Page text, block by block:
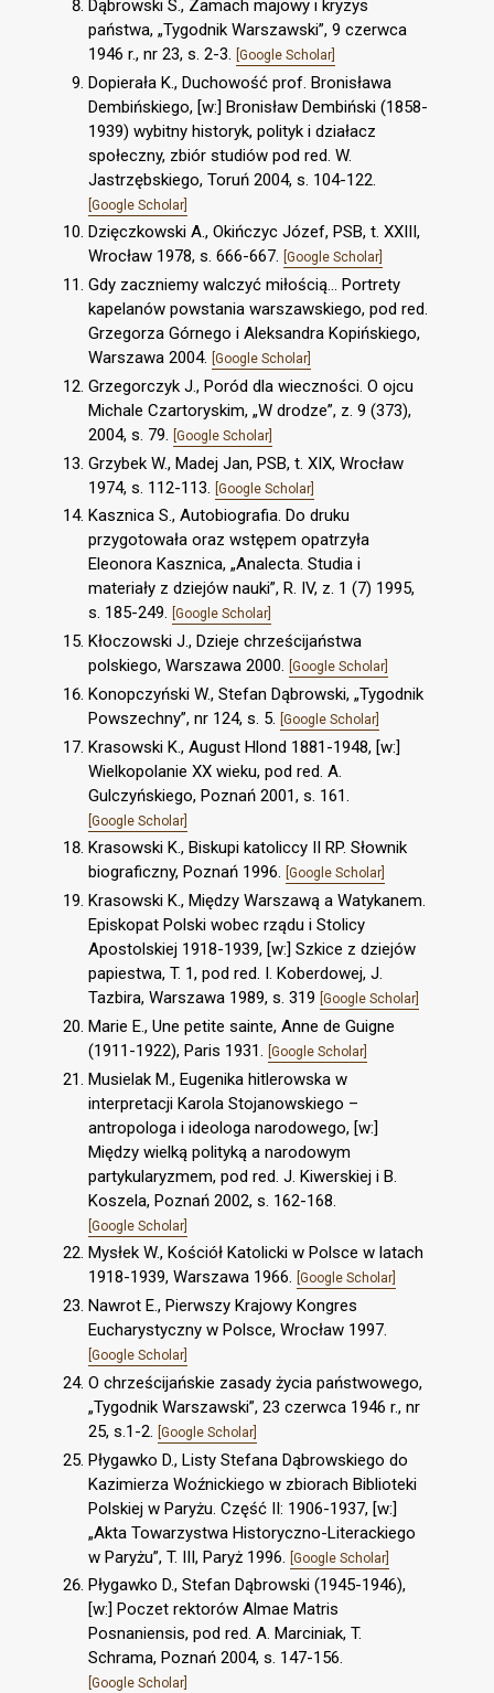
Dąbrowski S., Zamach majowy i kryzys
państwa, „Tygodnik Warszawski”, 9 czerwca
1946 r., nr 23, s. 2-3. [Google Scholar]
Dopierała K., Duchowość prof. Bronisława
Dembińskiego, [w:] Bronisław Dembiński (1858-
1939) wybitny historyk, polityk i działacz
społeczny, zbiór studiów pod red. W.
Jastrzębskiego, Toruń 2004, s. 104-122.
[Google Scholar]
Dzięczkowski A., Okińczyc Józef, PSB, t. XXIII,
Wrocław 1978, s. 666-667. [Google Scholar]
Gdy zaczniemy walczyć miłością... Portrety
kapelanów powstania warszawskiego, pod red.
Grzegorza Górnego i Aleksandra Kopińskiego,
Warszawa 2004. [Google Scholar]
Grzegorczyk J., Poród dla wieczności. O ojcu
Michale Czartoryskim, „W drodze”, z. 9 (373),
2004, s. 79. [Google Scholar]
Grzybek W., Madej Jan, PSB, t. XIX, Wrocław
1974, s. 112-113.
[Google Scholar]
Kasznica S., Autobiografia. Do druku
przygotowała oraz wstępem opatrzyła
Eleonora Kasznica, „Analecta. Studia i
materiały z dziejów nauki”, R. IV, z. 1 (7) 1995,
s. 185-249. [Google Scholar]
Kłoczowski J., Dzieje chrześcijaństwa
polskiego, Warszawa 2000. [Google Scholar]
Konopczyński W., Stefan Dąbrowski, „Tygodnik
Powszechny”, nr 124, s. 5. [Google Scholar]
Krasowski K., August Hlond 1881-1948, [w:]
Wielkopolanie XX wieku, pod red. A.
Gulczyńskiego, Poznań 2001, s. 161.
[Google Scholar]
Krasowski K., Biskupi katoliccy II RP. Słownik
biograficzny, Poznań 1996. [Google Scholar]
Krasowski K., Między Warszawą a Watykanem.
Episkopat Polski wobec rządu i Stolicy
Apostolskiej 1918-1939, [w:] Szkice z dziejów
papiestwa, T. 1, pod red. I. Koberdowej, J.
Tazbira, Warszawa 1989, s. 319 [Google Scholar]
Marie E., Une petite sainte, Anne de Guigne
(1911-1922), Paris 1931. [Google Scholar]
Musielak M., Eugenika hitlerowska w
interpretacji Karola Stojanowskiego –
antropologa i ideologa narodowego, [w:]
Między wielką polityką a narodowym
partykularyzmem, pod red. J. Kiwerskiej i B.
Koszela, Poznań 2002, s. 162-168.
[Google Scholar]
Mysłek W., Kościół Katolicki w Polsce w latach
1918-1939, Warszawa 1966. [Google Scholar]
Nawrot E., Pierwszy Krajowy Kongres
Eucharystyczny w Polsce, Wrocław 1997.
[Google Scholar]
O chrześcijańskie zasady życia państwowego,
„Tygodnik Warszawski”, 23 czerwca 1946 r., nr
25, s.1-2. [Google Scholar]
Płygawko D., Listy Stefana Dąbrowskiego do
Kazimierza Woźnickiego w zbiorach Biblioteki
Polskiej w Paryżu. Część II: 1906-1937, [w:]
„Akta Towarzystwa Historyczno-Literackiego
w Paryżu”, T. III, Paryż 1996.
[Google Scholar]
Płygawko D., Stefan Dąbrowski (1945-1946),
[w:] Poczet rektorów Almae Matris
Posnaniensis, pod red. A. Marciniak, T.
Schrama, Poznań 2004, s. 147-156.
[Google Scholar]